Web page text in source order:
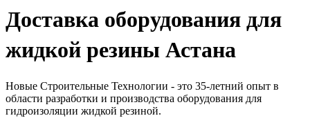
Доставка оборудования для
жидкой резины Астана
Новые Строительные Технологии - это 35-летний опыт в
области разработки и производства оборудования для
гидроизоляции жидкой резиной.